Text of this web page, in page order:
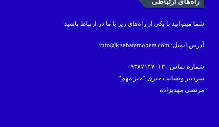
شما میتوانید با یکی از راه‌های زیر با ما در ارتباط باشید
آدرس ایمیل: info@khabaremohem.com
شماره تماس : ۰۹۳۸۷۱۴۷۰۱۳
سردبیر وبسایت خبری “خبر مهم”
مرتضی مهدیزاده